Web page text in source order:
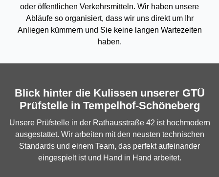
oder öffentlichen Verkehrsmitteln. Wir haben unsere
Abläufe so organisiert, dass wir uns direkt um Ihr
Anliegen kümmern und Sie keine langen Wartezeiten
haben.
Blick hinter die Kulissen unserer GTÜ
Prüfstelle in Tempelhof-Schöneberg
Unsere Prüfstelle in der Rathausstraße 42 ist hochmodern
ausgestattet. Wir arbeiten mit den neusten technischen
Standards und einem Team, das perfekt aufeinander
eingespielt ist und Hand in Hand arbeitet.